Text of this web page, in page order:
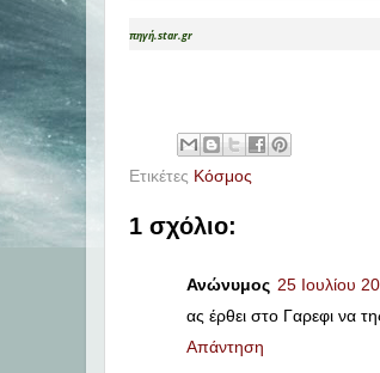
πηγή.star.gr
Ετικέτες Κόσμος
1 σχόλιο:
Ανώνυμος 25 Ιουλίου
ας έρθει στο Γαρεφι να
Απάντηση